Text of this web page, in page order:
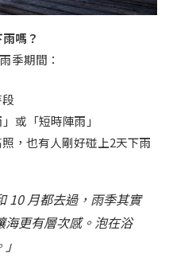
嗎？
季期間：
段
或「短時陣雨」
，也有人剛好碰上2天下雨
10 月都去過，雨季其實
海更有層次感。泡在浴